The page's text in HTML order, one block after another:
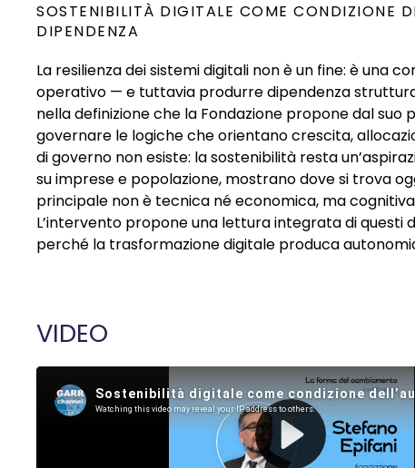
SOSTENIBILITÀ DIGITALE COME CONDIZIONE
DIPENDENZA
La resilienza dei sistemi digitali non è un fine: è una
operativo — e tuttavia produrre dipendenza
nella definizione che la Fondazione propone dal
governare le logiche che orientano crescita,
di governo non esiste: la sostenibilità resta
su imprese e popolazione, mostrano dove si trova
principale non è tecnica né economica, ma
L’intervento propone una lettura integrata di questi
perché la trasformazione digitale produca
VIDEO